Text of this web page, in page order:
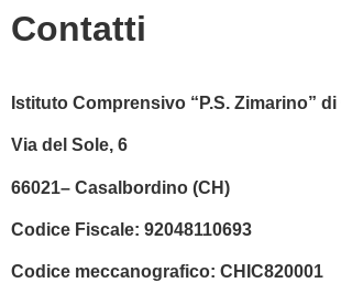
Contatti
Istituto Comprensivo “P.S. Zimarino”
Via del Sole, 6
66021– Casalbordino (CH)
Codice Fiscale: 92048110693
Codice meccanografico: CHIC820001